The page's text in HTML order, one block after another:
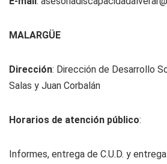
MALARGÜE
Dirección: Dirección de Desarrollo
Salas y Juan Corbalán
Horarios de atención público:
Informes, entrega de C.U.D. y